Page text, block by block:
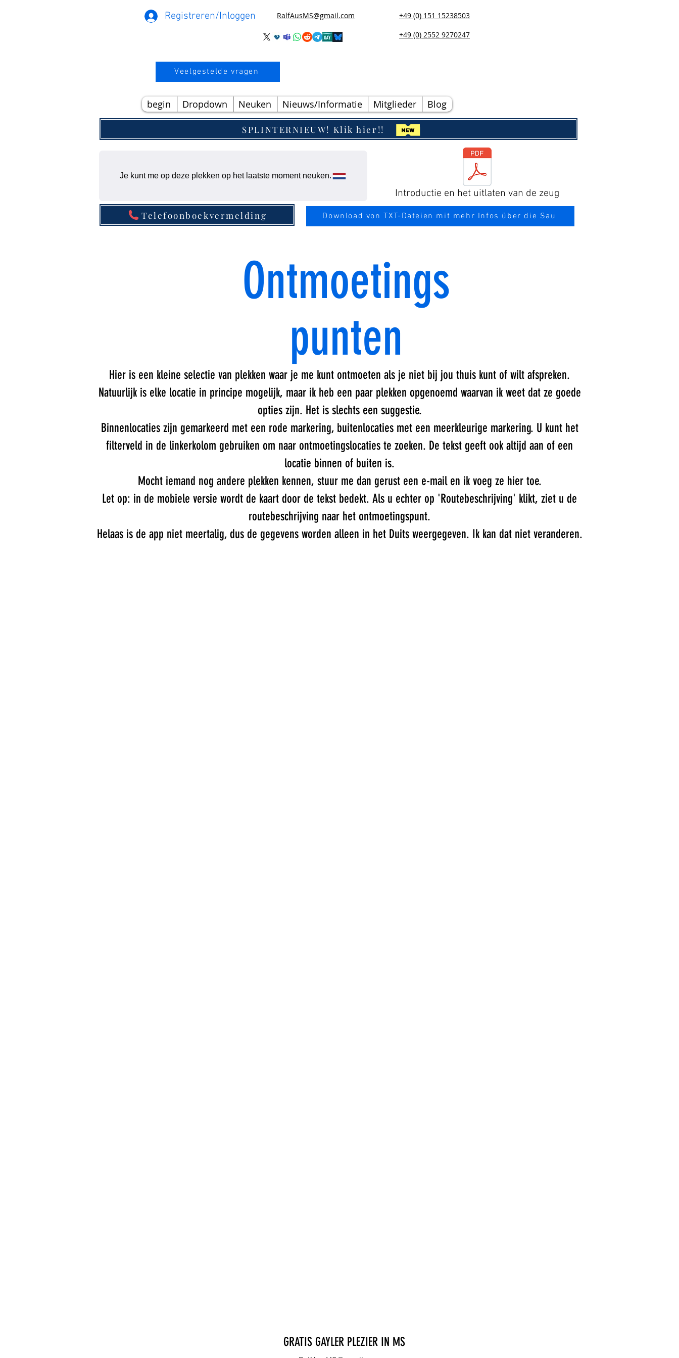
Registreren/Inloggen RalfAusMS@gmail.com
+49 (0) 151 15238503
+49 (0) 2552 9270247
Veelgestelde vragen
begin Dropdown Neuken Nieuws/Informatie Mitglieder Blog
SPLINTERNIEUW! Klik hier!!
Je kunt me op deze plekken op het laatste moment neuken.
Introductie en het uitlaten van de zeug
Telefoonboekvermelding Download von TXT-Dateien mit mehr Infos über die Sau
Ontmoetings
punten
Hier is een kleine selectie van plekken waar je me kunt ontmoeten als je niet bij jou thuis kunt of wilt afspreken.
Natuurlijk is elke locatie in principe mogelijk, maar ik heb een paar plekken opgenoemd waarvan ik weet dat ze goede
opties zijn. Het is slechts een suggestie.
Binnenlocaties zijn gemarkeerd met een rode markering, buitenlocaties met een meerkleurige markering. U kunt het
filterveld in de linkerkolom gebruiken om naar ontmoetingslocaties te zoeken. De tekst geeft ook altijd aan of een
locatie binnen of buiten is.
Mocht iemand nog andere plekken kennen, stuur me dan gerust een e-mail en ik voeg ze hier toe.
Let op: in de mobiele versie wordt de kaart door de tekst bedekt. Als u echter op 'Routebeschrijving' klikt, ziet u de
routebeschrijving naar het ontmoetingspunt.
Helaas is de app niet meertalig, dus de gegevens worden alleen in het Duits weergegeven. Ik kan dat niet veranderen.
GRATIS GAYLER PLEZIER IN MS